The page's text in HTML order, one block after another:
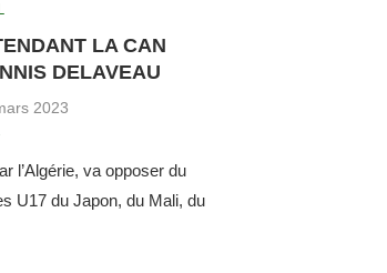
LA CAN
DELAVEAU
2023
l’Algérie, va opposer du
U17 du Japon, du Mali, du